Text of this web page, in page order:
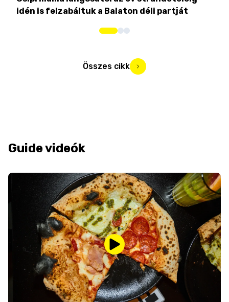
idén is felzabáltuk a Balaton déli partját
Összes cikk
Guide videók